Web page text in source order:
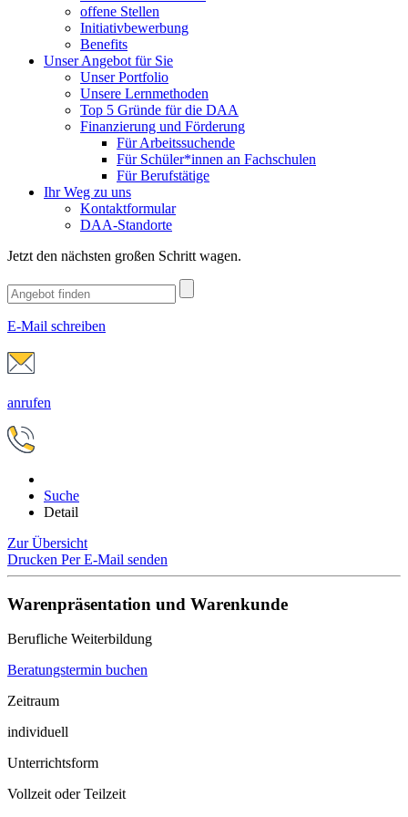
offene Stellen
Initiativbewerbung
Benefits
Unser Angebot für Sie
Unser Portfolio
Unsere Lernmethoden
Top 5 Gründe für die DAA
Finanzierung und Förderung
Für Arbeitssuchende
Für Schüler*innen an Fachschulen
Für Berufstätige
Ihr Weg zu uns
Kontaktformular
DAA-Standorte
Jetzt den nächsten großen Schritt wagen.
E-Mail schreiben
anrufen
Suche
Detail
Zur Übersicht
Drucken Per E-Mail senden
Warenpräsentation und Warenkunde
Berufliche Weiterbildung
Beratungstermin buchen
Zeitraum
individuell
Unterrichtsform
Vollzeit oder Teilzeit